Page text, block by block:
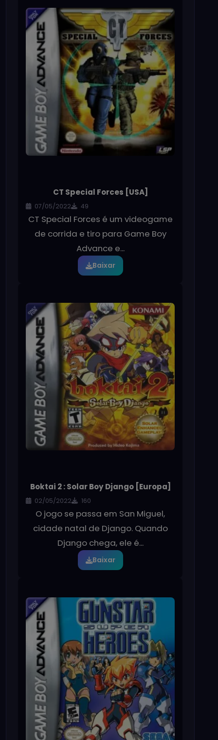
CT Special Forces [USA]
07/05/2022 49
CT Special Forces é um videogame
de corrida e tiro para Game Boy
Advance e...
Baixar
Boktai 2 : Solar Boy Django [Europa]
02/05/2022 160
O jogo se passa em San Miguel,
cidade natal de Django. Quando
Django chega, ele é...
Baixar